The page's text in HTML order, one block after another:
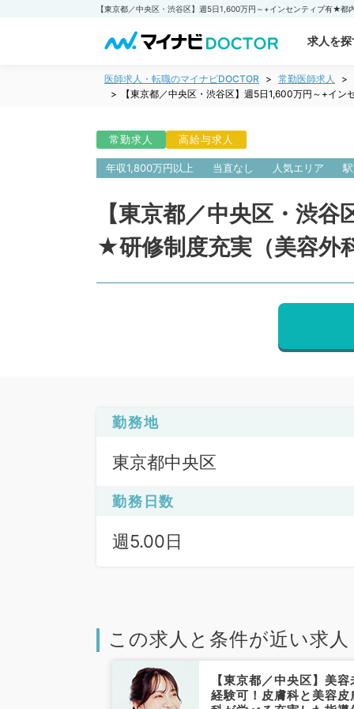
求人を探
医師求人・転職のマイナビDOCTOR
常勤医師求人
【東京都／中央区・渋谷区】週5日1,600万円～+イ
常勤求人 高給与求人
年収1,800万円以上 当直なし 人気エリア
【東京都／中央区・渋
★研修制度充実（美容外
勤務地
東京都中央区
勤務日数
週5.00日
この求人と条件が近い求人
【東京都／中央区】美容
経験可！皮膚科と美容皮